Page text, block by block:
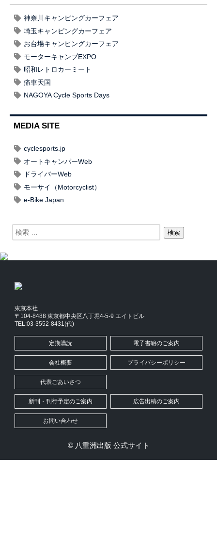
神奈川キャンピングカーフェア
埼玉キャンピングカーフェア
お台場キャンピングカーフェア
モーターキャンプEXPO
昭和レトロカーミート
痛車天国
NAGOYA Cycle Sports Days
MEDIA SITE
cyclesports.jp
オートキャンパーWeb
ドライバーWeb
モーサイ（Motorcyclist）
e-Bike Japan
東京本社
〒104-8488 東京都中央区八丁堀4-5-9 エイトビル
TEL:03-3552-8431(代)
定期購読 電子書籍のご案内
会社概要 プライバシーポリシー
代表ごあいさつ
新刊・刊行予定のご案内 広告出稿のご案内
お問い合わせ
© 八重洲出版 公式サイト